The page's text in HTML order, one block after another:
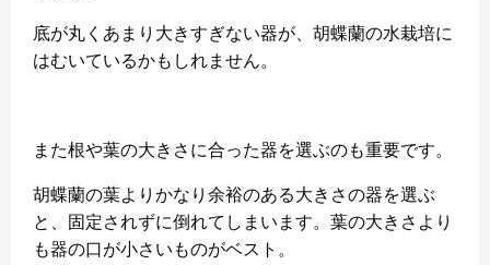
底が丸くあまり大きすぎない器が、胡蝶蘭の水栽培に
はむいているかもしれません。
また根や葉の大きさに合った器を選ぶのも重要です。
胡蝶蘭の葉よりかなり余裕のある大きさの器を選ぶ
と、固定されずに倒れてしまいます。葉の大きさより
も器の口が小さいものがベスト。